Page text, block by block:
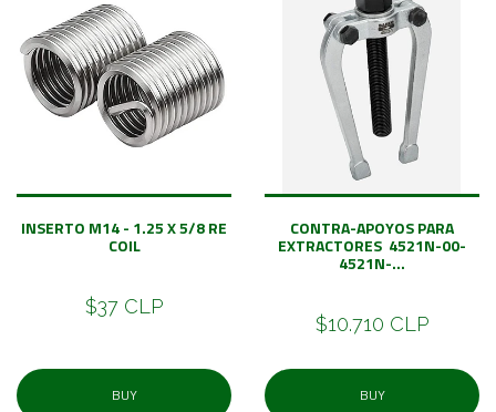
INSERTO M14 - 1.25 X 5/8 RE
COIL
$37 CLP
BUY
CONTRA-APOYOS PARA
EXTRACTORES 4521N-00-
4521N-...
$10.710 CLP
BUY